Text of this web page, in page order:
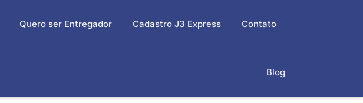
Quero ser Entregador Cadastro J3 Express Contato
Blog